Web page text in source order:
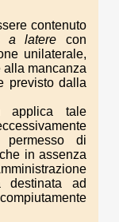
contenuto
a laterecon
unilaterale,
alla mancanza
previsto dalla
applica tale
permesso di
in assenza
ad